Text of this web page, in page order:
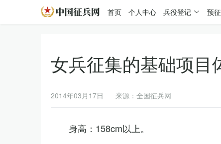
首页 个人中心 兵役登记 预
女兵征集的基础项目
2014年03月17日 来源：全国征兵网
身高：158cm以上。